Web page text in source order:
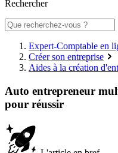
Rechercher
Expert-Comptable en
Créer son entreprise
Aides à la création
Auto entrepreneur
pour réussir